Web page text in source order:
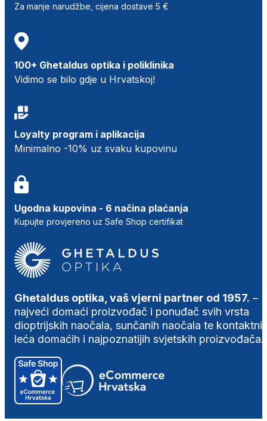
Za manje narudžbe, cijena dostave 5 €
100+ Ghetaldus optika i poliklinika
Vidimo se bilo gdje u Hrvatskoj!
Loyalty program i aplikacija
Minimalno -10% uz svaku kupovinu
Ugodna kupovina - 6 načina plaćanja
Kupujte provjereno uz Safe Shop certifikat
Ghetaldus optika, vaš vjerni partner od 1957. –
najveći domaći proizvođač i ponuđač svih vrsta
dioptrijskih naočala, sunčanih naočala te
leća domaćih i najpoznatijih svjetskih proizvođača.